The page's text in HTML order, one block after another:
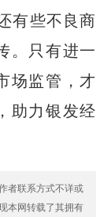
有些不良商
。只有进一
场监管，才
助力银发经
者联系方式不详或
本网转载了其拥有